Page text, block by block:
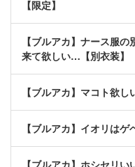
【限定】
【ブルアカ】ナース服
来て欲しい…【別衣装】
【ブルアカ】マコト欲
【ブルアカ】イオリは